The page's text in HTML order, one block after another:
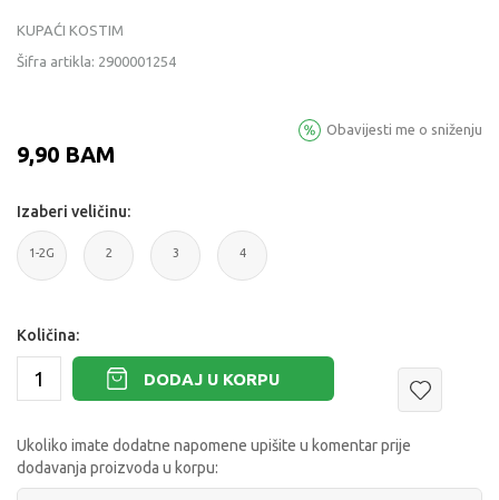
KUPAĆI KOSTIM
Šifra artikla: 2900001254
9,90 BAM
Obavijesti me o sniženju
Izaberi veličinu:
1-2G 2 3 4
Količina:
DODAJ U KORPU
Ukoliko imate dodatne napomene upišite u komentar prije
dodavanja proizvoda u korpu: